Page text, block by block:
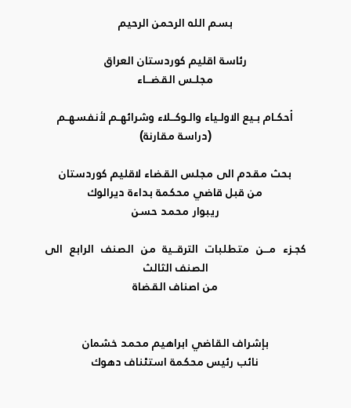
بسم الله الرحمن الرحيم
رئاسة اقليم كوردستان العراق
مجلـس القضــاء
أحكـام بـيع الاولـياء والـوكــلاء وشرائهـم لأنفسهـم
(دراسة مقارنة)
بحث مقدم الى مجلس القضاء لاقليم كوردستان
من قبل قاضي محكمة بداءة ديرالوك
ريبوار محمد حسن
كجـزء مــن متطلبات الترقــية من الصنف الرابع الى
الصنف الثالث
من اصناف القضاة
بإشراف القاضي ابراهيم محمد خشمان
نائب رئيس محكمة استئناف دهوك